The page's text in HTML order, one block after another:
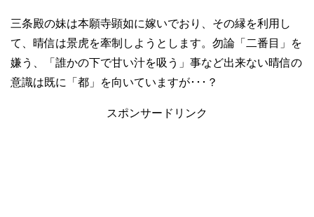
三条殿の妹は本願寺顕如に嫁いでおり、その縁を利用し
て、晴信は景虎を牽制しようとします。勿論「二番目」を
嫌う、「誰かの下で甘い汁を吸う」事など出来ない晴信の
意識は既に「都」を向いていますが･･･？
スポンサードリンク